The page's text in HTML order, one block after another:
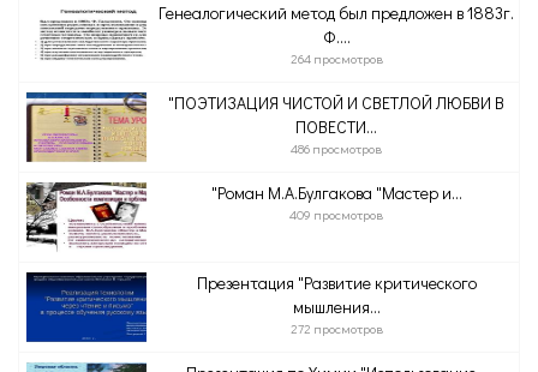
Генеалогический метод был предложен в 1883г.
Ф....
264 просмотров
"ПОЭТИЗАЦИЯ ЧИСТОЙ И СВЕТЛОЙ ЛЮБВИ В
ПОВЕСТИ...
486 просмотров
"Роман М.А.Булгакова "Мастер и...
409 просмотров
Презентация "Развитие критического
мышления...
272 просмотров